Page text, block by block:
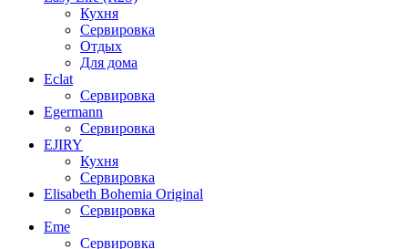
Кухня
Сервировка
Отдых
Для дома
Eclat
Сервировка
Egermann
Сервировка
EJIRY
Кухня
Сервировка
Elisabeth Bohemia Original
Сервировка
Eme
Сервировка